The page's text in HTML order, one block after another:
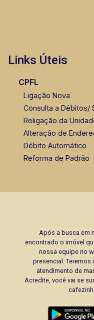
Links Úteis
CPFL
Ligação Nova
Consulta a Débitos/
Religação da
Alteração de
Débito Automático
Reforma de Padrão
Após a busca em
encontrado o imóvel
nossa equipe no
presencial. Teremos
atendimento de
Acredite, você vai se